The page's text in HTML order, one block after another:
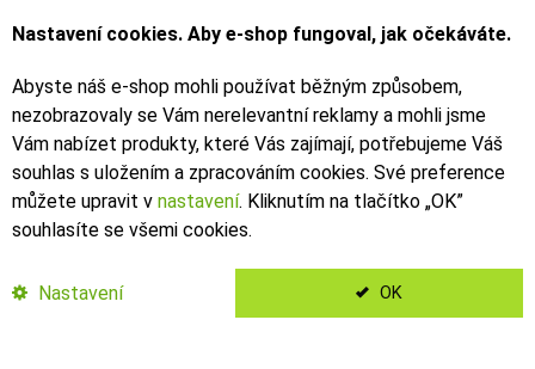
Nastavení cookies. Aby e-shop fungoval, jak očekáváte.
Abyste náš e-shop mohli používat běžným způsobem,
nezobrazovaly se Vám nerelevantní reklamy a mohli jsme
Vám nabízet produkty, které Vás zajímají, potřebujeme Váš
souhlas s uložením a zpracováním cookies. Své preference
můžete upravit v nastavení. Kliknutím na tlačítko „OK”
souhlasíte se všemi cookies.
Nastavení OK